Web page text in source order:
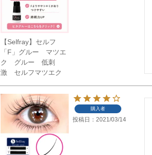
【Selfray】セルフ
「F」グルー マツエ
ク グルー 低刺
激 セルフマツエク
購入者
投稿日 2021/03/14